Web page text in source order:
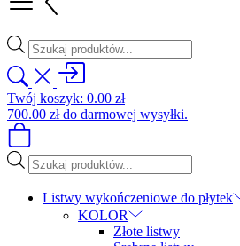
Wyszukiwarka
produktów
Twój koszyk: 0.00 zł
700.00 złdo darmowej wysyłki.
Wyszukiwarka
produktów
Listwy wykończeniowe do płytek
KOLOR
Złote listwy